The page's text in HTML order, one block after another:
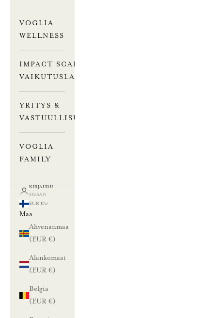
VOGLIA
WELLNESS
IMPACT SCALE –
VAIKUTUSLASKURI
YRITYS &
VASTUULLISUUS
VOGLIA
FAMILY
KIRJAUDU
SISÄÄN
EUR €
Maa
Ahvenanmaa
(EUR €)
Alankomaat
(EUR €)
Belgia
(EUR €)